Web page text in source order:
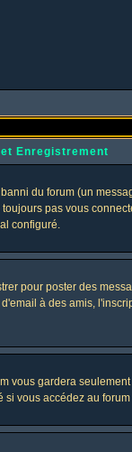
Enregistrement
du forum (un
pas vous
configuré.
pour poster des
à des amis,
vous gardera
vous accédez au